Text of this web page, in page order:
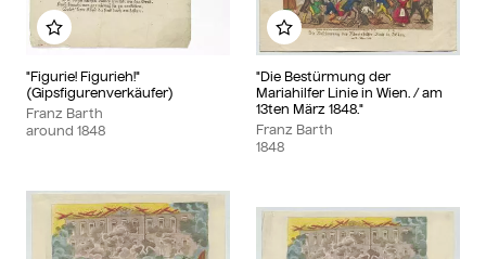
"Figurie! Figurieh!"
(Gipsfigurenverkäufer)
Franz Barth
around 1848
Add to my album
"Die Bestürmung der
Mariahilfer Linie in Wien. / am
13ten März 1848."
Franz Barth
1848
Add to my album